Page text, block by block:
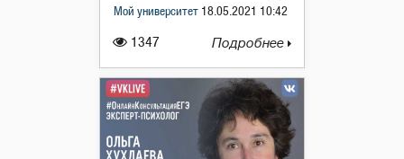
1347
Мой университет 18.05.2021 10:42
Подробнее